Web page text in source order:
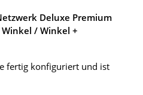
Deluxe Premium
/ Winkel +
fertig konfiguriert und ist